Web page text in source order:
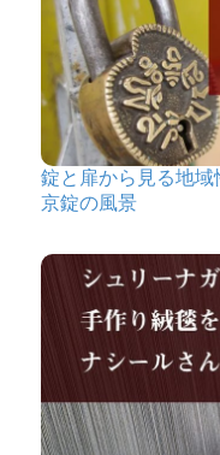
錠と扉から見る地
京錠の風景